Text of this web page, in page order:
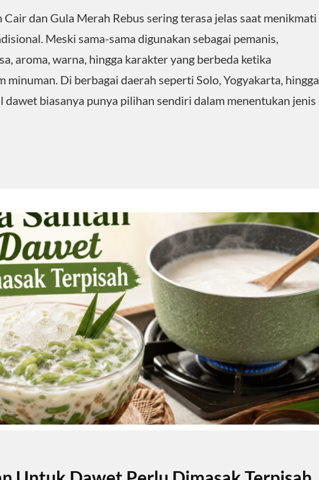
Cair dan Gula Merah Rebus sering terasa jelas saat menikmati
Meski sama-sama digunakan sebagai pemanis,
aroma, warna, hingga karakter yang berbeda ketika
minuman. Di berbagai daerah seperti Solo, Yogyakarta, hingga
dawet biasanya punya pilihan sendiri dalam menentukan jenis